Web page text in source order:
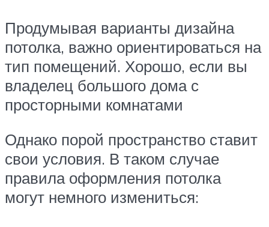
Продумывая варианты дизайна
потолка, важно ориентироваться на
тип помещений. Хорошо, если вы
владелец большого дома с
просторными комнатами
Однако порой пространство ставит
свои условия. В таком случае
правила оформления потолка
могут немного измениться: